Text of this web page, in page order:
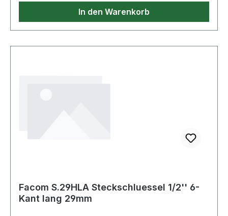
In den Warenkorb
Facom S.29HLA Steckschluessel 1/2'' 6-
Kant lang 29mm